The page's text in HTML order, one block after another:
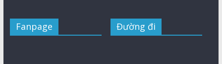
Fanpage Đường đi